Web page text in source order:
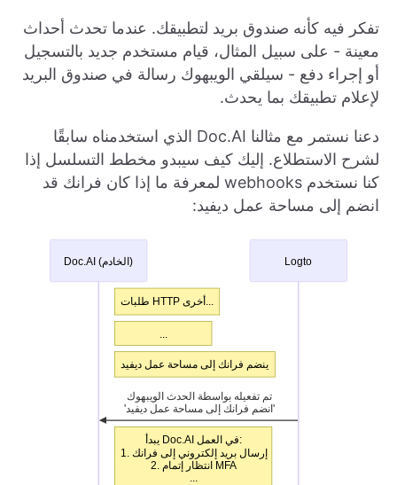
تفكر فيه كأنه صندوق بريد لتطبيقك. عندما تحدث أحداث
معينة - على سبيل المثال، قيام مستخدم جديد بالتسجيل
أو إجراء دفع - سيلقي الويبهوك رسالة في صندوق البريد
لإعلام تطبيقك بما يحدث.
دعنا نستمر مع مثالنا Doc.AI الذي استخدمناه سابقًا
لشرح الاستطلاع. إليك كيف سيبدو مخطط التسلسل إذا
كنا نستخدم webhooks لمعرفة ما إذا كان فرانك قد
انضم إلى مساحة عمل ديفيد: